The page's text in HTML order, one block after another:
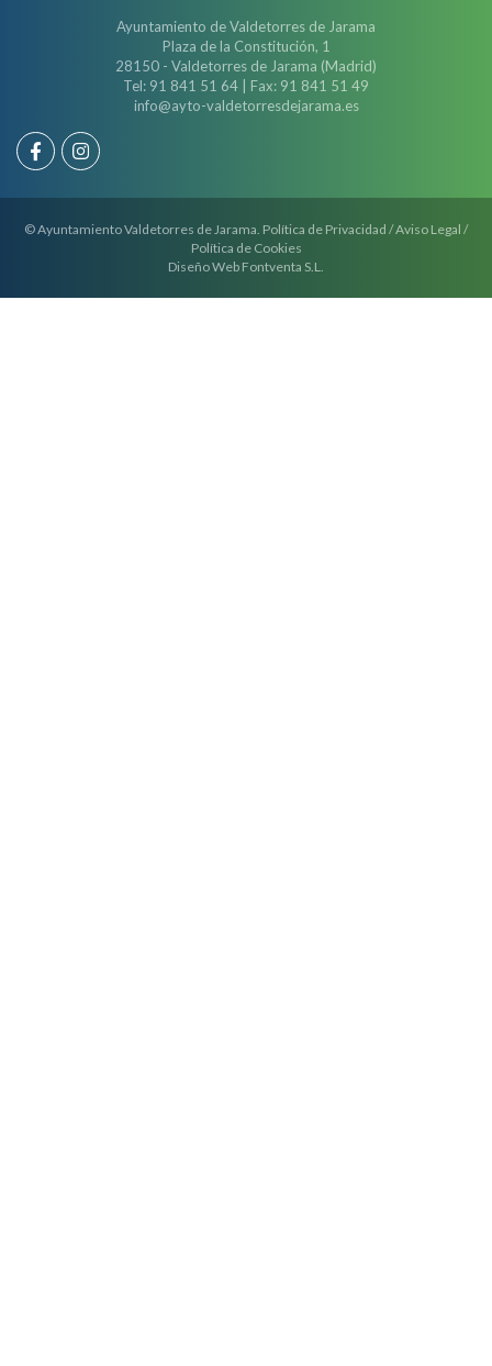
Ayuntamiento de Valdetorres de Jarama
Plaza de la Constitución, 1
28150 - Valdetorres de Jarama (Madrid)
Tel: 91 841 51 64 | Fax: 91 841 51 49
info@ayto-valdetorresdejarama.es
© Ayuntamiento Valdetorres de Jarama. Política de Privacidad /Aviso Legal /
Política de Cookies
Diseño Web Fontventa S.L.